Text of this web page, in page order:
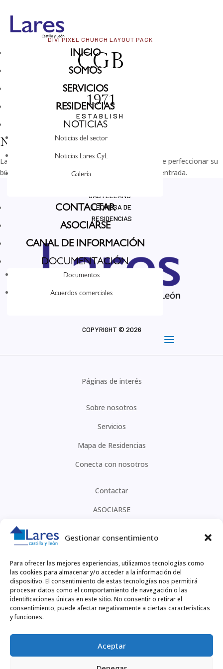
Gestionar consentimiento
Para ofrecer las mejores experiencias, utilizamos tecnologías como
las cookies para almacenar y/o acceder a la información del
dispositivo. El consentimiento de estas tecnologías nos permitirá
procesar datos como el comportamiento de navegación o las
identificaciones únicas en este sitio. No consentir o retirar el
consentimiento, puede afectar negativamente a ciertas características
y funciones.
Aceptar
INICIO
SOMOS
SERVICIOS
RESIDENCIAS
NOTICIAS
Noticias del sector
Noticias Lares CyL
Galería
CONTACTAR
ASOCIARSE
CANAL DE INFORMACIÓN
DOCUMENTACIÓN
Documentos
Acuerdos comerciales
DIVI PIXEL CHURCH LAYOUT PACK
CGB
1971
ESTABLISH
No se encontraron resultados
La página solicitada no pudo encontrarse. Trate de perfeccionar su
búsqueda o utilice la navegación para localizar la entrada.
CASTELLANO-
LEONESA DE
RESIDENCIAS
COPYRIGHT © 2026
Páginas de interés
Sobre nosotros
Servicios
Mapa de Residencias
Conecta con nosotros
Contactar
ASOCIARSE
918 60 10 51
larescyl@larescyl.org
FACEBOOK
POLÍTICA DE PRIVACIDAD